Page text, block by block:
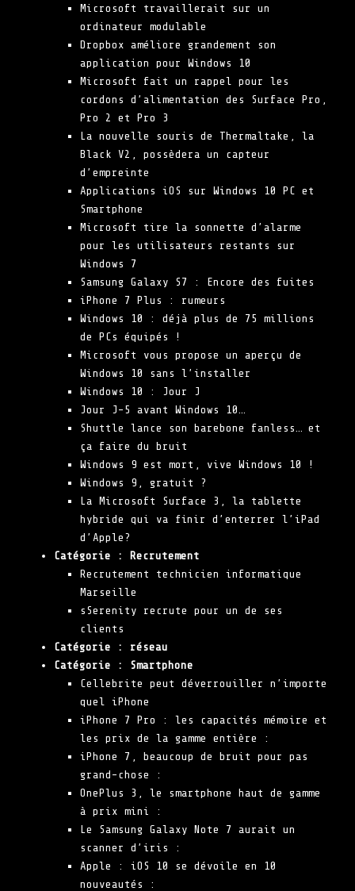
Microsoft travaillerait sur un
ordinateur modulable
Dropbox améliore grandement son
application pour Windows 10
Microsoft fait un rappel pour les
cordons d’alimentation des Surface Pro,
Pro 2 et Pro 3
La nouvelle souris de Thermaltake, la
Black V2, possèdera un capteur
d’empreinte
Applications iOS sur Windows 10 PC et
Smartphone
Microsoft tire la sonnette d’alarme
pour les utilisateurs restants sur
Windows 7
Samsung Galaxy S7 : Encore des fuites
iPhone 7 Plus : rumeurs
Windows 10 : déjà plus de 75 millions
de PCs équipés !
Microsoft vous propose un aperçu de
Windows 10 sans l’installer
Windows 10 : Jour J
Jour J-5 avant Windows 10…
Shuttle lance son barebone fanless… et
ça faire du bruit
Windows 9 est mort, vive Windows 10 !
Windows 9, gratuit ?
La Microsoft Surface 3, la tablette
hybride qui va finir d’enterrer l’iPad
d’Apple?
Catégorie :
Recrutement
Recrutement technicien informatique
Marseille
sSerenity recrute pour un de ses
clients
Catégorie : réseau
Catégorie : Smartphone
Cellebrite peut déverrouiller n’importe
quel iPhone
iPhone 7 Pro : les capacités mémoire et
les prix de la gamme entière :
iPhone 7, beaucoup de bruit pour pas
grand-chose :
OnePlus 3, le smartphone haut de gamme
à prix mini :
Le Samsung Galaxy Note 7 aurait un
scanner d’iris :
Apple : iOS 10 se dévoile en 10
nouveautés :